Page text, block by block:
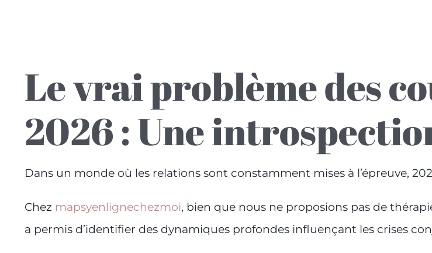
Le vrai problème des
2026 : Une
Dans un monde où les relations sont constamment mises à l’épreuve,
Chez mapsyenlignechezmoi, bien que nous ne proposions pas de
a permis d’identifier des dynamiques profondes influençant les crises